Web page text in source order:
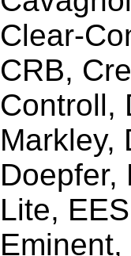
Clear-
CRB,
Controll,
Markley,
Doepfer,
Lite,